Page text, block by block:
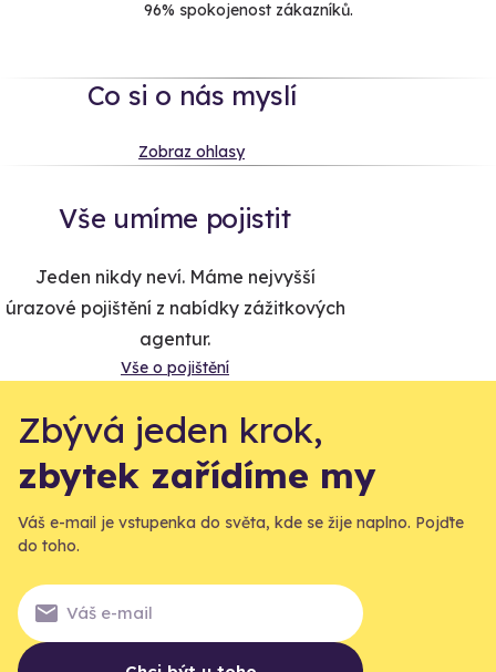
96% spokojenost zákazníků.
Co si o nás myslí
Zobraz ohlasy
Vše umíme pojistit
Jeden nikdy neví. Máme nejvyšší
úrazové pojištění z nabídky zážitkových
agentur.
Vše o pojištění
Zbývá jeden krok,
zbytek zařídíme my
Váš e-mail je vstupenka do světa, kde se žije naplno. Pojďte
do toho.